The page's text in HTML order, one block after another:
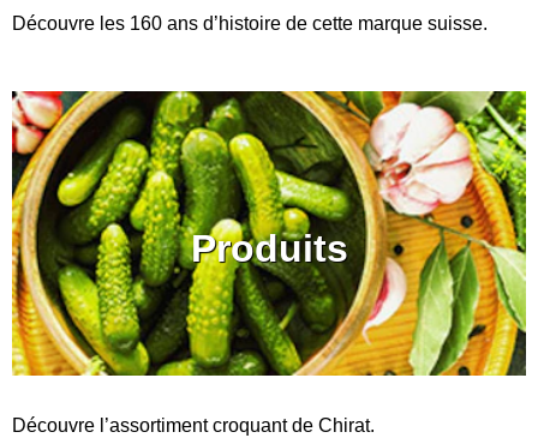
Découvre les 160 ans d’histoire de cette marque suisse.
Produits
Découvre l’assortiment croquant de Chirat.